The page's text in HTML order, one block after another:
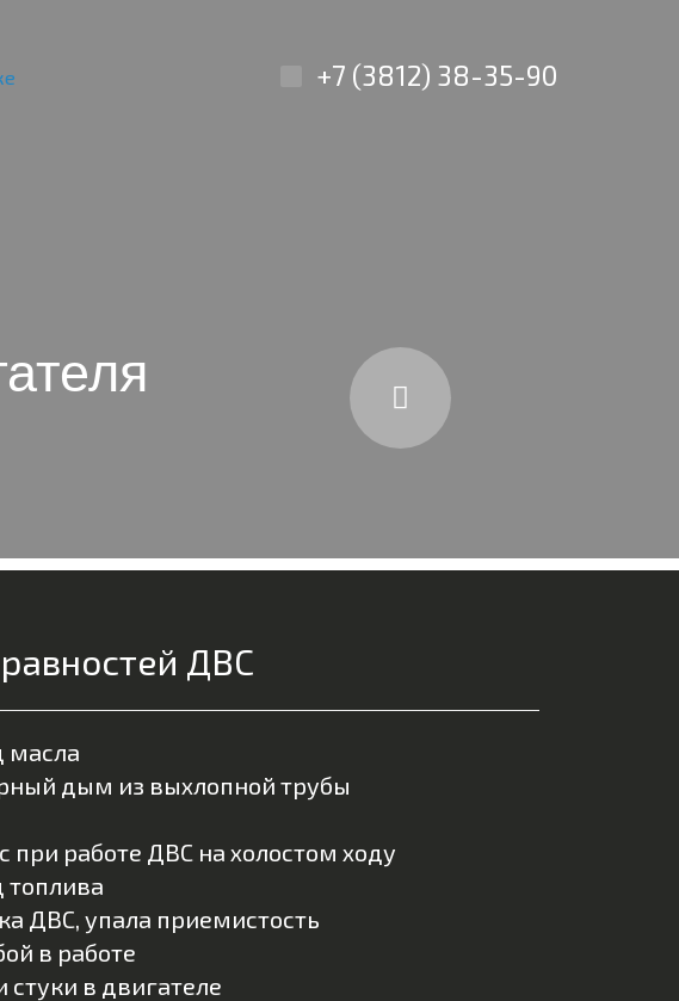
+7 (3812) 38-35-90
ДВС
масла
дым из выхлопной трубы
работе ДВС на холостом ходу
ДВС, упала приемистость
в работе
в двигателе